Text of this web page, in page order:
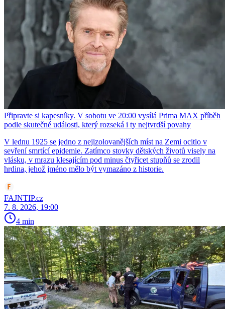
Připravte si kapesníky. V sobotu ve 20:00 vysílá Prima MAX příběh
podle skutečné události, který rozseká i ty nejtvrdší povahy
V lednu 1925 se jedno z nejizolovanějších míst na Zemi ocitlo v
sevření smrtící epidemie. Zatímco stovky dětských životů visely na
vlásku, v mrazu klesajícím pod minus čtyřicet stupňů se zrodil
hrdina, jehož jméno mělo být vymazáno z historie.
FAJNTIP.cz
7. 8. 2026, 19:00
4 min